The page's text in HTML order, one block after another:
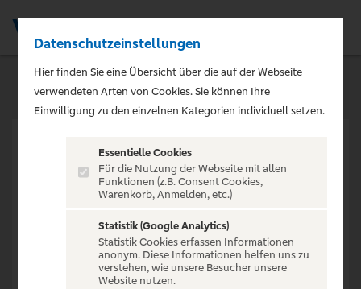
VERANSTALTUNG NICHT
GEFUNDEN
Datenschutzeinstellungen
Hier finden Sie eine Übersicht über die auf der Webseite
verwendeten Arten von Cookies. Sie können Ihre
Einwilligung zu den einzelnen Kategorien individuell setzen.
Essentielle Cookies
Für die Nutzung der Webseite mit allen
Funktionen (z.B. Consent Cookies,
Warenkorb, Anmelden, etc.)
Statistik (Google Analytics)
Statistik Cookies erfassen Informationen
anonym. Diese Informationen helfen uns zu
verstehen, wie unsere Besucher unsere
Website nutzen.